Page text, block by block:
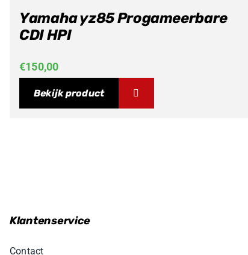
Yamaha yz85 Progameerbare
CDI HPI
€150,00
Bekijk product
Klantenservice
Contact